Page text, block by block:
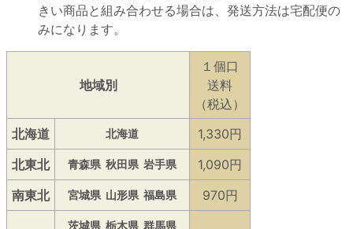
きい商品と組み合わせる場合は、発送方法は宅配便の
みになります。
地域別
１個口
送料
（税込）
北海道
北海道
1,330円
北東北
青森県 秋田県 岩手県
1,090円
南東北
宮城県 山形県 福島県 970円
茨城県 栃木県 群馬県